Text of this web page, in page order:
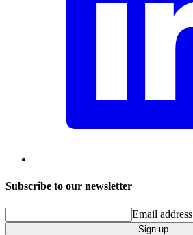
Subscribe to our newsletter
Email address
Sign up